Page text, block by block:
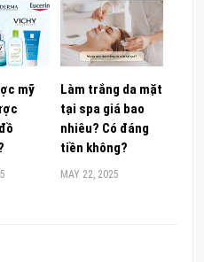
mỹ
Làm trắng da mặt
tại spa giá bao
nhiêu? Có đáng
tiền không?
MAY 22, 2025